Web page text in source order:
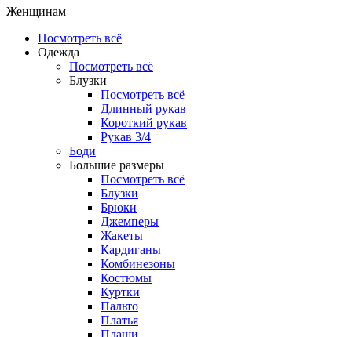
Женщинам
Посмотреть всё
Одежда
Посмотреть всё
Блузки
Посмотреть всё
Длинный рукав
Короткий рукав
Рукав 3/4
Боди
Большие размеры
Посмотреть всё
Блузки
Брюки
Джемперы
Жакеты
Кардиганы
Комбинезоны
Костюмы
Куртки
Пальто
Платья
Плащи